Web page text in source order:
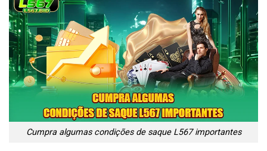
Cumpra algumas condições de saque L567 importantes